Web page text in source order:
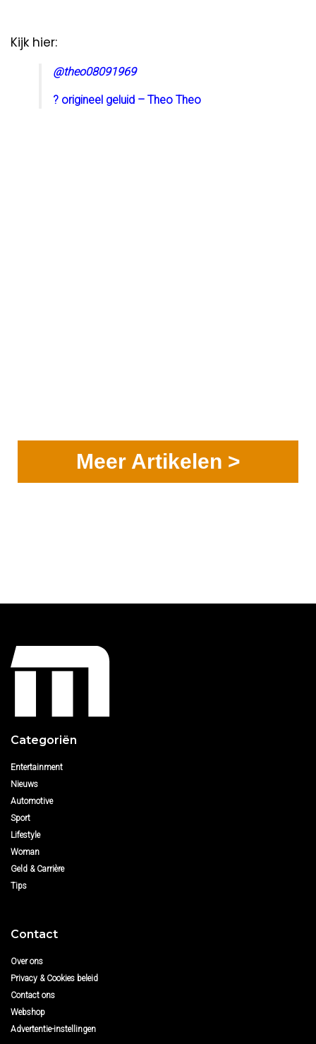
Kijk hier:
@theo08091969
? origineel geluid – Theo Theo
Meer Artikelen >
Categoriën
Entertainment
Nieuws
Automotive
Sport
Lifestyle
Woman
Geld & Carrière
Tips
Contact
Over ons
Privacy & Cookies beleid
Contact ons
Webshop
Advertentie-instellingen